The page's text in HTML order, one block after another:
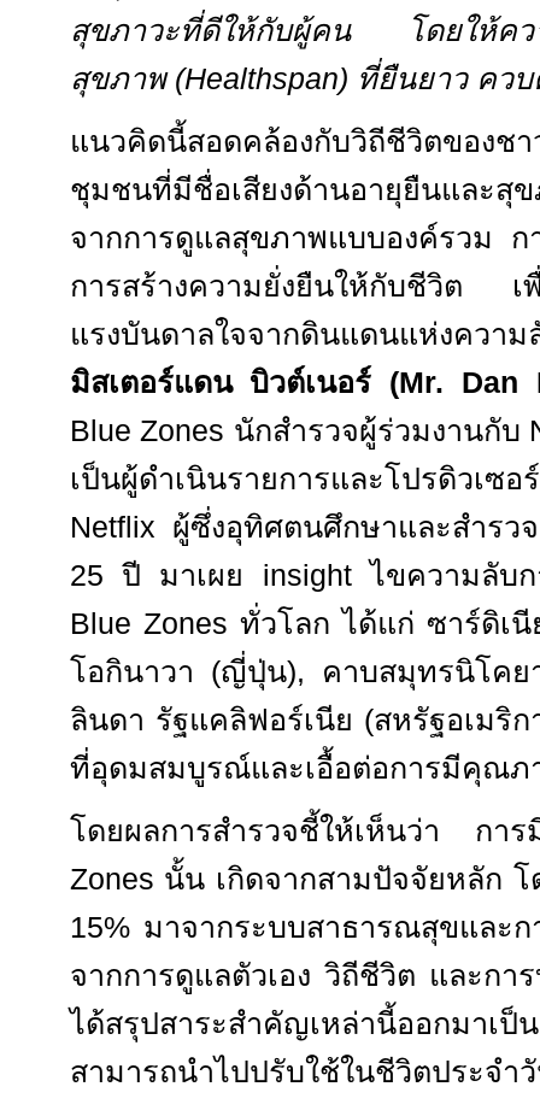
สุขภาวะที่ดีให้กับผู้คน โดยให้คว
สุขภาพ (Healthspan) ที่ยืนยาว คว
แนวคิดนี้สอดคล้องกับวิถีชีวิตของช
ชุมชนที่มีชื่อเสียงด้านอายุยืนและ
จากการดูแลสุขภาพแบบองค์รวม
การสร้างความยั่งยืนให้กับชีวิต เ
แรงบันดาลใจจากดินแดนแห่งคว
มิสเตอร์แดน บิวต์เนอร์ (Mr. Dan
Blue Zones นักสำรวจผู้ร่วมงานกับ
เป็นผู้ดำเนินรายการและโปรดิวเซ
Netflix ผู้ซึ่งอุทิศตนศึกษาและสำรว
25 ปี มาเผย insightไขความลับ
Blue Zones ทั่วโลก ได้แก่ ซาร์ดิเ
โอกินาวา (ญี่ปุ่น), คาบสมุทรนิโค
ลินดา รัฐแคลิฟอร์เนีย (สหรัฐอเมริ
ที่อุดมสมบูรณ์และเอื้อต่อการมีคุณภ
โดยผลการสำรวจชี้ให้เห็นว่า ก
Zones นั้น เกิดจากสามปัจจัยหลัก
15% มาจากระบบสาธารณสุขและ
จากการดูแลตัวเอง วิถีชีวิต และกา
ได้สรุปสาระสำคัญเหล่านี้ออกมาเ
สามารถนำไปปรับใช้ในชีวิตประจ